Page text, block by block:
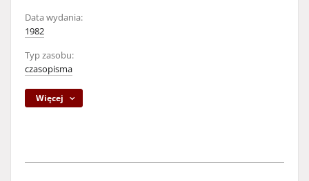
Data wydania:
1982
Typ zasobu:
czasopisma
Więcej